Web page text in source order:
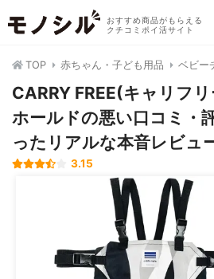
おすすめ商品がもらえる
クチコミポイ活サイト
TOP 赤ちゃん・子ども用品 ベビー
CARRY FREE(キャリフ
ホールドの悪い口コミ・
ったリアルな本音レビュ
3.15